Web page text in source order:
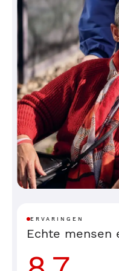
Acne littekens die
behandeling met een
vorm van putjes en
de huid. Door
aanmaak van nieuwe
gestimuleerd.
zo goed als pijnloos
Dermabrasie
Door het bovenste
verwijderen met een
ontstaat in het
Het heeft als
neus goed
ERVARINGEN
Echte mensen